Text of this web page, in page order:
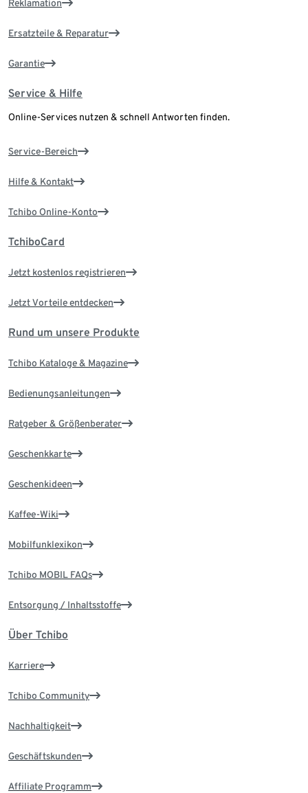
Reklamation
Ersatzteile & Reparatur
Garantie
Service & Hilfe
Online-Services nutzen & schnell Antworten finden.
Service-Bereich
Hilfe & Kontakt
Tchibo Online-Konto
TchiboCard
Jetzt kostenlos registrieren
Jetzt Vorteile entdecken
Rund um unsere Produkte
Tchibo Kataloge & Magazine
Bedienungsanleitungen
Ratgeber & Größenberater
Geschenkkarte
Geschenkideen
Kaffee-Wiki
Mobilfunklexikon
Tchibo MOBIL FAQs
Entsorgung / Inhaltsstoffe
Über Tchibo
Karriere
Tchibo Community
Nachhaltigkeit
Geschäftskunden
Affiliate Programm